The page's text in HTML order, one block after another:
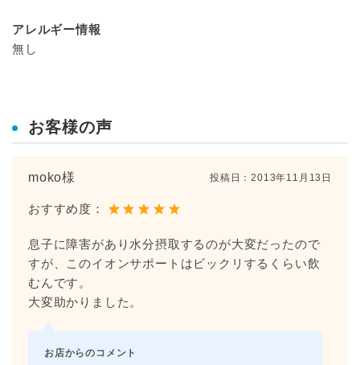
アレルギー情報
無し
お客様の声
moko様 投稿日：2013年11月13日
おすすめ度：
息子に障害があり水分摂取するのが大変だったので
すが、このイオンサポートはビックリするくらい飲
むんです。
大変助かりました。
お店からのコメント